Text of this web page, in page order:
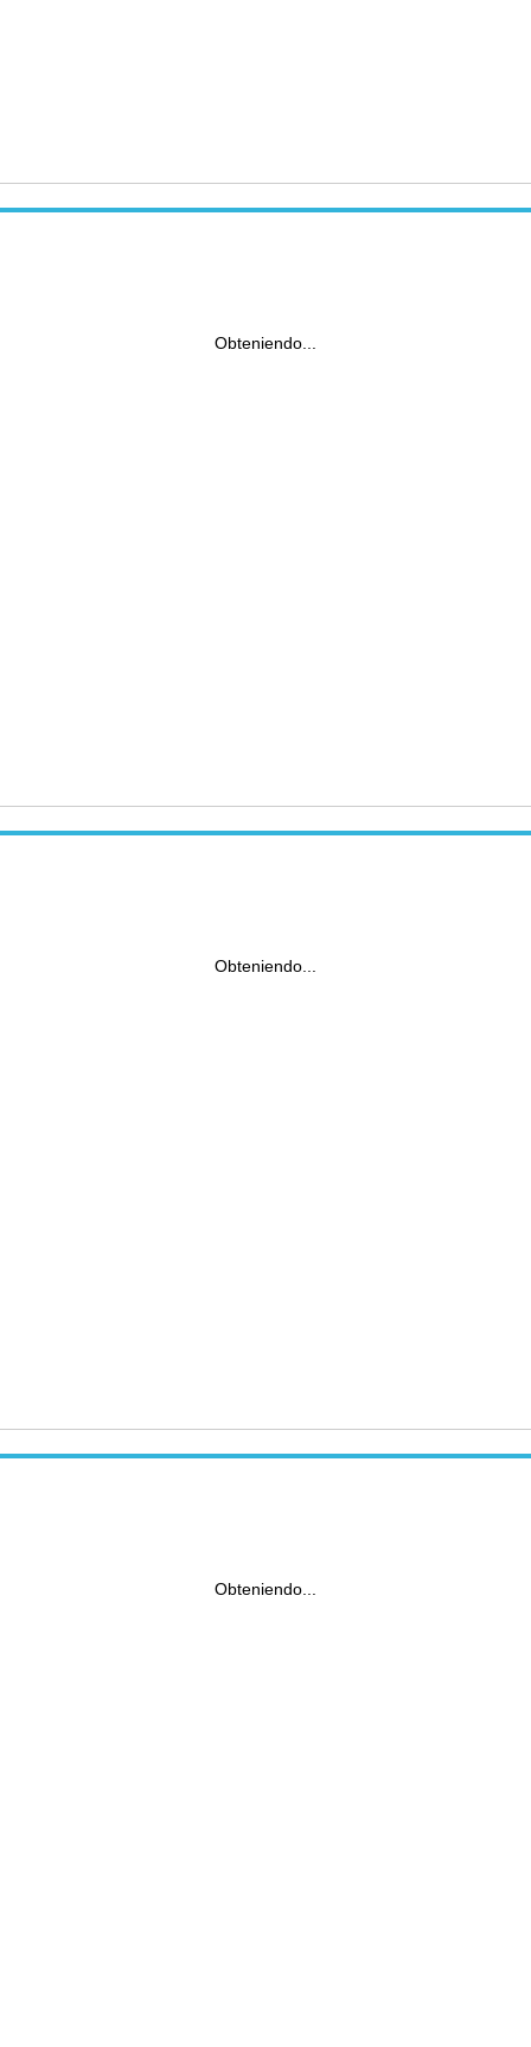
Obteniendo...
Obteniendo...
Obteniendo...